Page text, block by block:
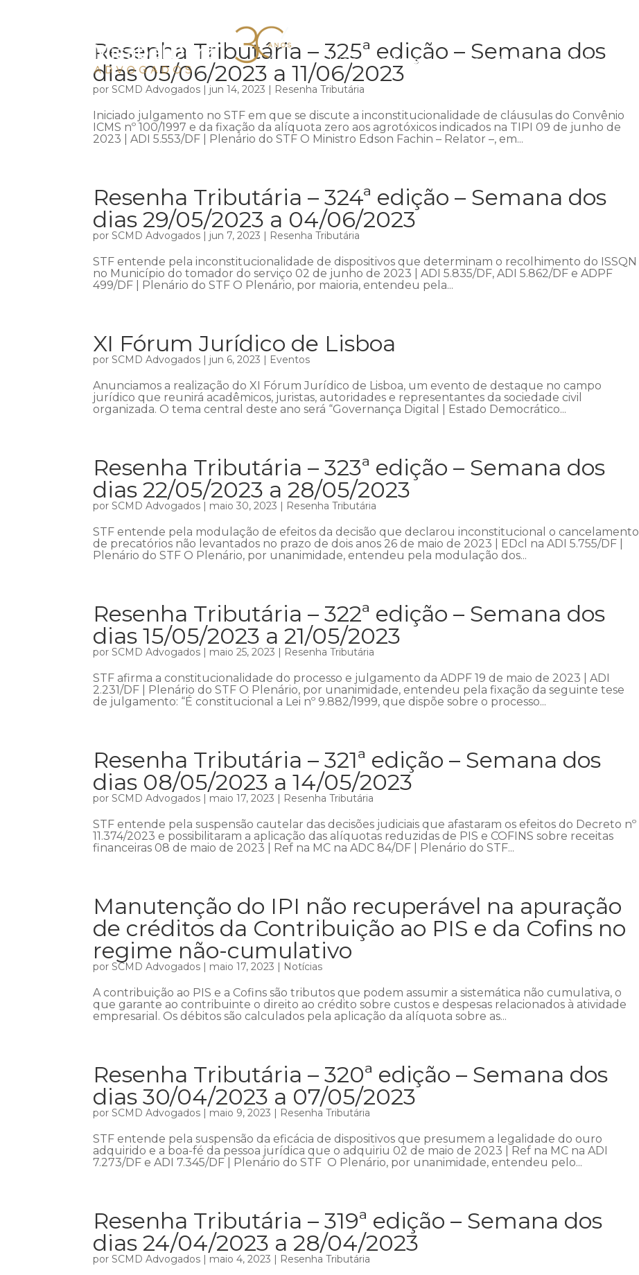
Início Institucional Áreas de atuação Equipe
Resenha Tributária – 325ª edição – Semana dos
dias 05/06/2023 a 11/06/2023
porSCMD Advogados | jun 14, 2023 | Resenha Tributária
Iniciado julgamento no STF em que se discute a inconstitucionalidade de cláusulas do Convênio
ICMS nº 100/1997 e da fixação da alíquota zero aos agrotóxicos indicados na TIPI 09 de junho de
2023 | ADI 5.553/DF | Plenário do STF O Ministro Edson Fachin – Relator –, em...
Resenha Tributária – 324ª edição – Semana dos
dias 29/05/2023 a 04/06/2023
porSCMD Advogados | jun 7, 2023 | Resenha Tributária
STF entende pela inconstitucionalidade de dispositivos que determinam o recolhimento do ISSQN
no Município do tomador do serviço 02 de junho de 2023 | ADI 5.835/DF, ADI 5.862/DF e ADPF
499/DF | Plenário do STF O Plenário, por maioria, entendeu pela...
XI Fórum Jurídico de Lisboa
porSCMD Advogados | jun 6, 2023 | Eventos
Anunciamos a realização do XI Fórum Jurídico de Lisboa, um evento de destaque no campo
jurídico que reunirá acadêmicos, juristas, autoridades e representantes da sociedade civil
organizada. O tema central deste ano será “Governança Digital | Estado Democrático...
Resenha Tributária – 323ª edição – Semana dos
dias 22/05/2023 a 28/05/2023
porSCMD Advogados | maio 30, 2023 | Resenha Tributária
STF entende pela modulação de efeitos da decisão que declarou inconstitucional o cancelamento
de precatórios não levantados no prazo de dois anos 26 de maio de 2023 | EDcl na ADI 5.755/DF |
Plenário do STF O Plenário, por unanimidade, entendeu pela modulação dos...
Resenha Tributária – 322ª edição – Semana dos
dias 15/05/2023 a 21/05/2023
porSCMD Advogados | maio 25, 2023 | Resenha Tributária
STF afirma a constitucionalidade do processo e julgamento da ADPF 19 de maio de 2023 | ADI
2.231/DF | Plenário do STF O Plenário, por unanimidade, entendeu pela fixação da seguinte tese
de julgamento: “É constitucional a Lei nº 9.882/1999, que dispõe sobre o processo...
Resenha Tributária – 321ª edição – Semana dos
dias 08/05/2023 a 14/05/2023
porSCMD Advogados | maio 17, 2023 | Resenha Tributária
STF entende pela suspensão cautelar das decisões judiciais que afastaram os efeitos do Decreto nº
11.374/2023 e possibilitaram a aplicação das alíquotas reduzidas de PIS e COFINS sobre receitas
financeiras 08 de maio de 2023 | Ref na MC na ADC 84/DF | Plenário do STF...
Manutenção do IPI não recuperável na apuração
de créditos da Contribuição ao PIS e da Cofins no
regime não-cumulativo
porSCMD Advogados | maio 17, 2023 | Notícias
A contribuição ao PIS e a Cofins são tributos que podem assumir a sistemática não cumulativa, o
que garante ao contribuinte o direito ao crédito sobre custos e despesas relacionados à atividade
empresarial. Os débitos são calculados pela aplicação da alíquota sobre as...
Resenha Tributária – 320ª edição – Semana dos
dias 30/04/2023 a 07/05/2023
porSCMD Advogados | maio 9, 2023 | Resenha Tributária
STF entende pela suspensão da eficácia de dispositivos que presumem a legalidade do ouro
adquirido e a boa-fé da pessoa jurídica que o adquiriu 02 de maio de 2023 | Ref na MC na ADI
7.273/DF e ADI 7.345/DF | Plenário do STF O Plenário, por unanimidade, entendeu pelo...
Resenha Tributária – 319ª edição – Semana dos
dias 24/04/2023 a 28/04/2023
porSCMD Advogados | maio 4, 2023 | Resenha Tributária